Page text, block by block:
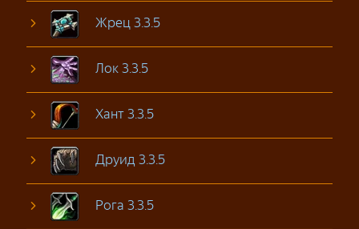
Жрец 3.3.5
Лок 3.3.5
Хант 3.3.5
Друид 3.3.5
Рога 3.3.5